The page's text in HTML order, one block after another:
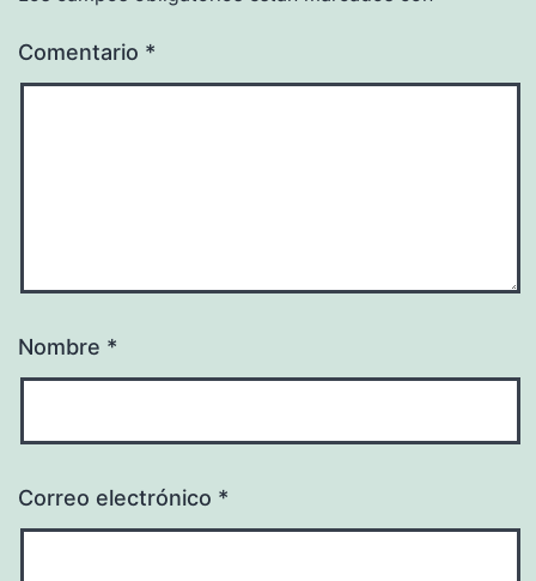
Comentario *
Nombre *
Correo electrónico *